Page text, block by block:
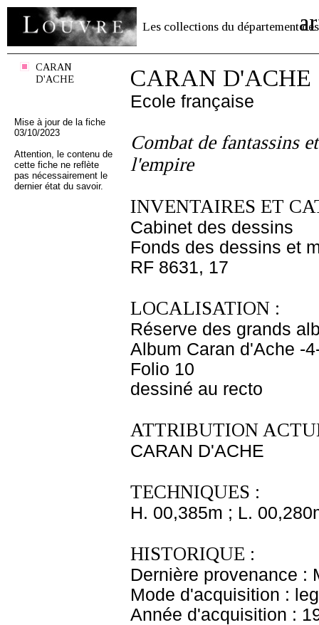
Les collections du département des
CARAN
D'ACHE
Mise à jour de la fiche
03/10/2023
Attention, le contenu de
cette fiche ne reflète
pas nécessairement le
dernier état du savoir.
CARAN D'ACHE
Ecole française
Combat de fantassins
l'empire
INVENTAIRES ET
Cabinet des dessins
Fonds des dessins et
RF 8631, 17
LOCALISATION :
Réserve des grands
Album Caran d'Ache -
Folio 10
dessiné au recto
ATTRIBUTION
CARAN D'ACHE
TECHNIQUES :
H. 00,385m ; L.
HISTORIQUE :
Dernière provenance :
Mode d'acquisition :
Année d'acquisition :